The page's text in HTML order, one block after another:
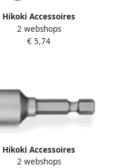
Hikoki Accessoires
Sw 27Mm 1 2"
Vierk. 38L 751819
2 webshops
€ 5,74
Hikoki Accessoires
Dopsleutel 5 16" 1 4"
2 webshops